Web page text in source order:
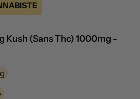
Kush (Sans Thc) 1000mg -